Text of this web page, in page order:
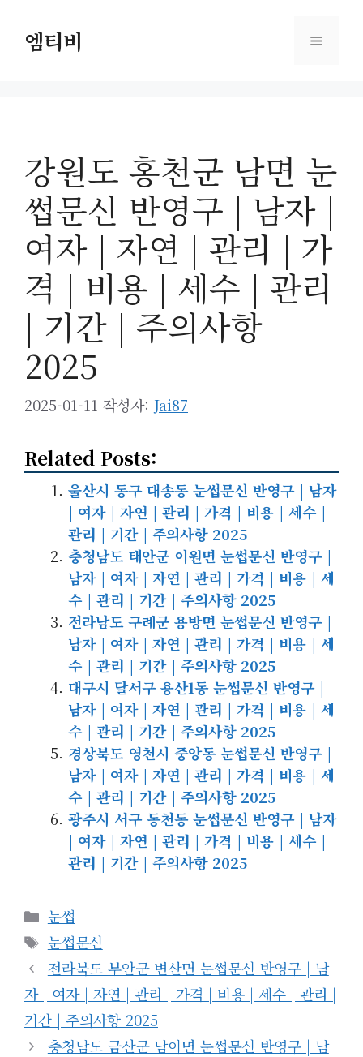
엠티비 메
강원도 홍천군 남면 눈
썹문신 반영구 | 남자 |
여자 | 자연 | 관리 | 가
격 | 비용 | 세수 | 관리
| 기간 | 주의사항
2025
2025-01-11 작성자: Jai87
Related Posts:
울산시 동구 대송동 눈썹문신 반영구 | 남자
| 여자 | 자연 | 관리 | 가격 | 비용 | 세수 |
관리 | 기간 | 주의사항 2025
충청남도 태안군 이원면 눈썹문신 반영구 |
남자 | 여자 | 자연 | 관리 | 가격 | 비용 | 세
수 | 관리 | 기간 | 주의사항 2025
전라남도 구례군 용방면 눈썹문신 반영구 |
남자 | 여자 | 자연 | 관리 | 가격 | 비용 | 세
수 | 관리 | 기간 | 주의사항 2025
대구시 달서구 용산1동 눈썹문신 반영구 |
남자 | 여자 | 자연 | 관리 | 가격 | 비용 | 세
수 | 관리 | 기간 | 주의사항 2025
경상북도 영천시 중앙동 눈썹문신 반영구 |
남자 | 여자 | 자연 | 관리 | 가격 | 비용 | 세
수 | 관리 | 기간 | 주의사항 2025
광주시 서구 동천동 눈썹문신 반영구 | 남자
| 여자 | 자연 | 관리 | 가격 | 비용 | 세수 |
관리 | 기간 | 주의사항 2025
카
테
고
리
눈썹
태
그
눈썹문신
전라북도 부안군 변산면 눈썹문신 반영구 | 남
자 | 여자 | 자연 | 관리 | 가격 | 비용 | 세수 | 관리 |
기간 | 주의사항 2025
충청남도 금산군 남이면 눈썹문신 반영구 | 남